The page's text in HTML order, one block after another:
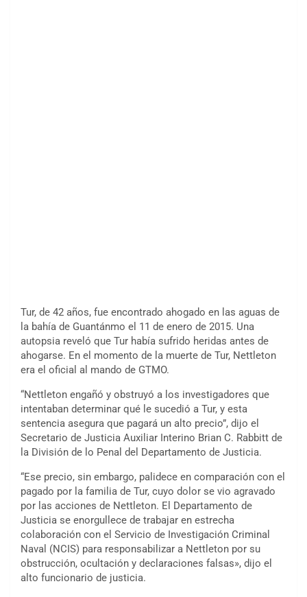
Tur, de 42 años, fue encontrado ahogado en las aguas de
la bahía de Guantánmo el 11 de enero de 2015. Una
autopsia reveló que Tur había sufrido heridas antes de
ahogarse. En el momento de la muerte de Tur, Nettleton
era el oficial al mando de GTMO.
“Nettleton engañó y obstruyó a los investigadores que
intentaban determinar qué le sucedió a Tur, y esta
sentencia asegura que pagará un alto precio”, dijo el
Secretario de Justicia Auxiliar Interino Brian C. Rabbitt de
la División de lo Penal del Departamento de Justicia.
“Ese precio, sin embargo, palidece en comparación con el
pagado por la familia de Tur, cuyo dolor se vio agravado
por las acciones de Nettleton. El Departamento de
Justicia se enorgullece de trabajar en estrecha
colaboración con el Servicio de Investigación Criminal
Naval (NCIS) para responsabilizar a Nettleton por su
obstrucción, ocultación y declaraciones falsas», dijo el
alto funcionario de justicia.